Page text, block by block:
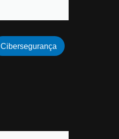
Cibersegurança